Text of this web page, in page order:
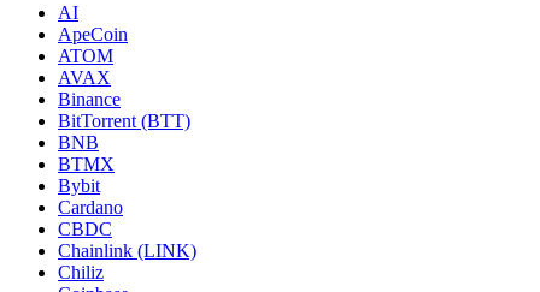
AI
ApeCoin
ATOM
AVAX
Binance
BitTorrent (BTT)
BNB
BTMX
Bybit
Cardano
CBDC
Chainlink (LINK)
Chiliz